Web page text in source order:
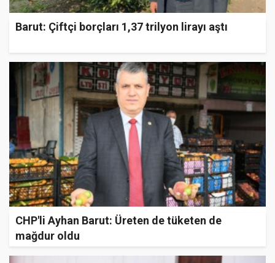
Barut: Çiftçi borçları 1,37 trilyon lirayı aştı
CHP'li Ayhan Barut: Üreten de tüketen de
mağdur oldu